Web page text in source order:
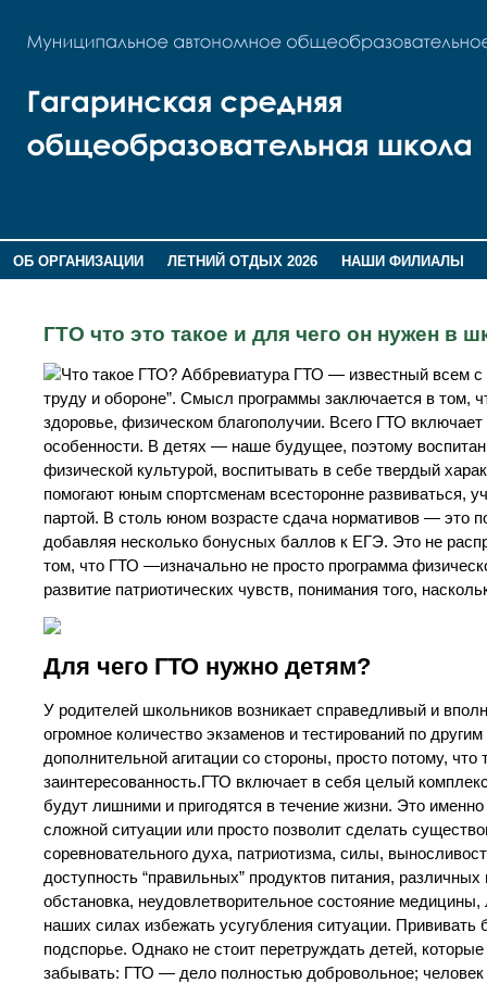
ОБ ОРГАНИЗАЦИИ ЛЕТНИЙ ОТДЫХ 2026
НАШИ ФИЛИАЛЫ
ГТО что это такое и для чего он нужен в
Что такое ГТО? Аббревиатура ГТО — известный всем с
труду и обороне”. Смысл программы заключается в том,
здоровье, физическом благополучии. Всего ГТО
особенности. В детях — наше будущее, поэтому
физической культурой, воспитывать в себе твердый
помогают юным спортсменам всесторонне развиваться,
партой. В столь юном возрасте сдача нормативов — это
добавляя несколько бонусных баллов к ЕГЭ. Это не
том, что ГТО —изначально не просто программа
развитие патриотических чувств, понимания того,
Для чего ГТО нужно детям?
У родителей школьников возникает справедливый и
огромное количество экзаменов и тестирований по
дополнительной агитации со стороны, просто потому,
заинтересованность.ГТО включает в себя целый
будут лишними и пригодятся в течение жизни. Это
сложной ситуации или просто позволит сделать
соревновательного духа, патриотизма, силы,
доступность “правильных” продуктов питания,
обстановка, неудовлетворительное состояние
наших силах избежать усугубления ситуации.
подспорье. Однако не стоит перетруждать детей,
забывать: ГТО — дело полностью добровольное;